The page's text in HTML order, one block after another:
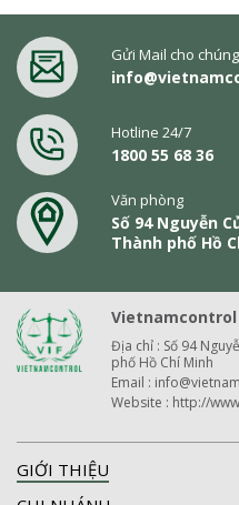
Gửi Mail cho
Hotline 24/7
1800 55 68 36
Văn phòng
Số 94 Nguyễn
Thành phố Hồ
Vietnamcontrol
Địa chỉ : Số 94
phố Hồ Chí Minh
Email :
Website : http://
GIỚI THIỆU